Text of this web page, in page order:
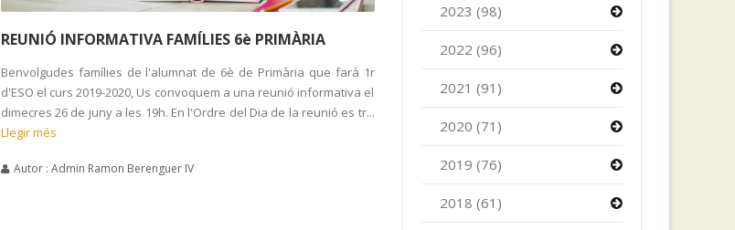
REUNIÓ INFORMATIVA FAMÍLIES 6è PRIMÀRIA
Benvolgudes famílies de l'alumnat de 6è de Primària que farà 1r
d'ESO el curs 2019-2020, Us convoquem a una reunió informativa el
dimecres 26 de juny a les 19h. En l'Ordre del Dia de la reunió es tr...
Llegir més
Autor : Admin Ramon Berenguer IV
2023 (98)
2022 (96)
2021 (91)
2020 (71)
2019 (76)
2018 (61)